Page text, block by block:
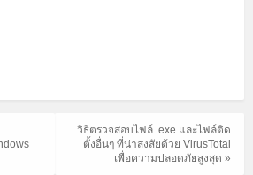
วิธีตรวจสอบไฟล์ .exe และไฟล์ติด
ตั้งอื่นๆ ที่น่าสงสัยด้วย VirusTotal
เพื่อความปลอดภัยสูงสุด »